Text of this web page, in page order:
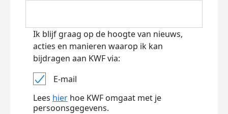
Ik blijf graag op de hoogte van nieuws,
acties en manieren waarop ik kan
bijdragen aan KWF via:
E-mail
Lees hier hoe KWF omgaat met je
persoonsgegevens.